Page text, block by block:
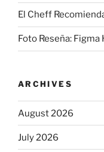
El Cheff
Foto Reseña:
ARCHIVES
August 2026
July 2026